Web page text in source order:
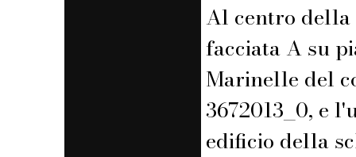
Al centro della
facciata A su
Marinelle del
3672013_0, e
edificio della